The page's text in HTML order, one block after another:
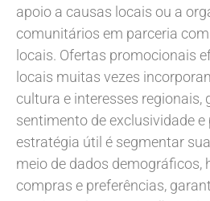
apoio a causas locais ou a
comunitários em parceria
locais. Ofertas promocionais
locais muitas vezes
cultura e interesses regionais,
sentimento de exclusividade
estratégia útil é segmentar
meio de dados demográficos,
compras e preferências,